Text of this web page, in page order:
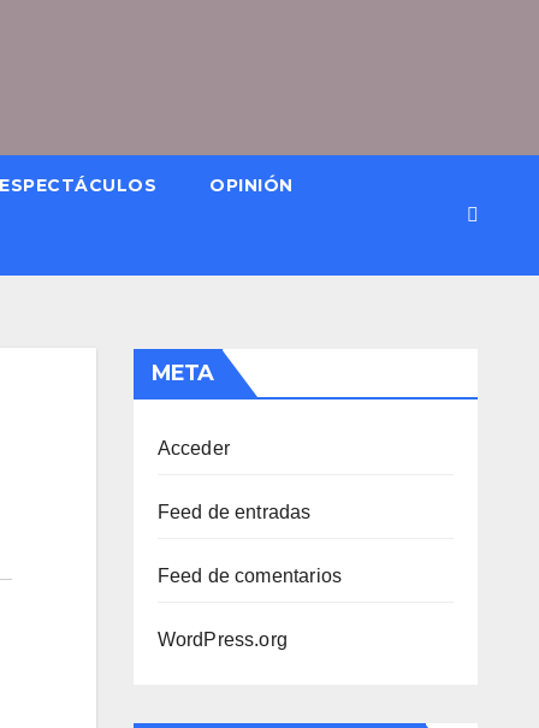
ESPECTÁCULOS OPINIÓN
META
Acceder
Feed de entradas
Feed de comentarios
WordPress.org